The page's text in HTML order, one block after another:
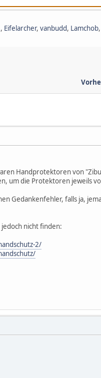
, Eifelarcher, vanbudd, Lamchob,
Handprotektoren von
um die Protektoren jeweils
Gedankenfehler, falls ja,
nicht finden:
2/